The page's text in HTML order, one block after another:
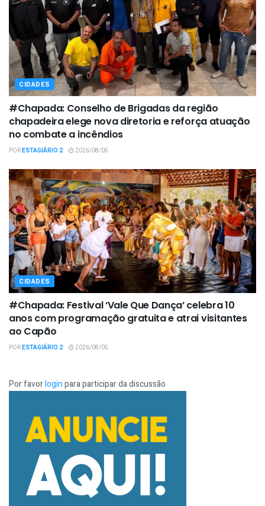
CIDADES
#Chapada: Conselho de Brigadas da região
chapadeira elege nova diretoria e reforça atuação
no combate a incêndios
PORESTAGIÁRIO 2 2026/08/05
CIDADES
#Chapada: Festival ‘Vale Que Dança’ celebra 10
anos com programação gratuita e atrai visitantes
ao Capão
PORESTAGIÁRIO 2 2026/08/05
Por favorloginpara participar da discussão